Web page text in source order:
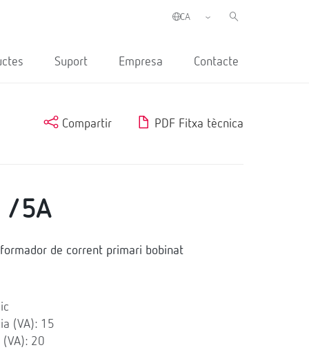
Suport Empresa Contacte
Compartir PDF Fitxa tècnica
/5A
de corrent primari bobinat
(VA): 15
(VA): 20